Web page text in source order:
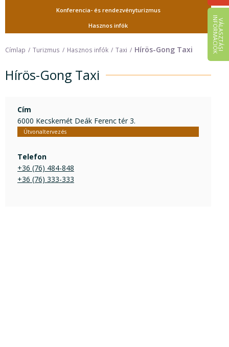
V
Á
L
A
S
Z
T
Á
S
I
IN
F
O
R
M
Á
C
I
Ó
K
Konferencia- és rendezvényturizmus
Hasznos infók
Címlap Turizmus Hasznos infók Taxi Hírös-Gong Taxi
Hírös-Gong Taxi
Cím
6000 Kecskemét Deák Ferenc tér 3.
Útvonaltervezés
Telefon
+36 (76) 484-848
+36 (76) 333-333